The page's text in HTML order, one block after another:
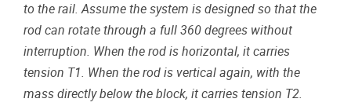
to the rail. Assume the system is designed so that the
rod can rotate through a full 360 degrees without
interruption. When the rod is horizontal, it carries
tension T1. When the rod is vertical again, with the
mass directly below the block, it carries tension T2.